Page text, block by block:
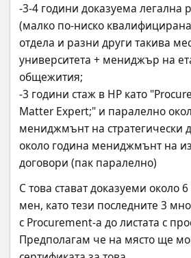
-3-4 години доказуема легална
(малко по-ниско
отдела и разни други такива
университета + мениджър на
общежития;
-3 години стаж в HP като
Matter Expert;" и паралелно
мениджмънт на стратегически
около година мениджмънт на
договори (пак паралелно)
С това стават доказуеми около
мен, като тези последните 3
с Procurement-а до листата с
Предполагам че на място ще